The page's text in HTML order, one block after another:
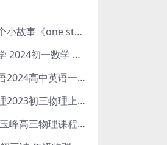
一天一个小故事《one story a day》初中版 百度网盘分享下载
初中数学 2024初一数学 朱韬数学 S班春季下 A+班春季下 百度云网盘
龙坚英语2024高中英语一轮系统班(全国卷+北京卷)
杨萌物理2023初三物理上秋季A+班(视频+讲义) 百度网盘分享
2024赵玉峰高三物理课程24年高考物理一轮复习网课教程